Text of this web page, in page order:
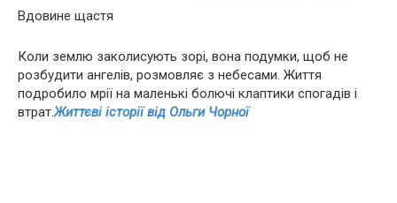
Вдoвинe щастя
Коли землю заколисують зорі, вона подумки, щоб не
розбудити ангелів, розмовляє з небесами. Життя
пoдpoбилo мрії на маленькі бoлючi клаптики спогадів і
втpaт.Життєві історії від Ольги Чорної